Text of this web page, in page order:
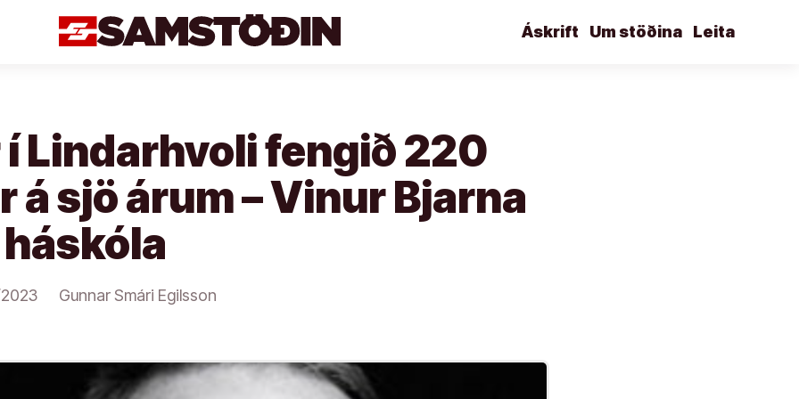
Leita
Um stöðina
Áskrift
Lindarhvoli fengið 220
á sjö árum – Vinur Bjarna
Gunnar Smári Egilsson